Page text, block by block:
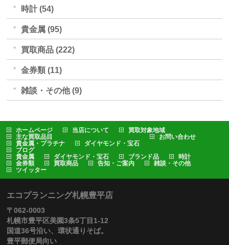
時計 (54)
貴金属 (95)
買取商品 (222)
金券類 (11)
雑談・その他 (9)
ホームページ 当店について
買取対象地域
主な買取品目
貴金属・プラチナ
ダイヤモンド・宝石
お問い合わせ
ブログ
貴金属
ダイヤモンド・宝石 ブランド品
時計
金券類
買取商品 告知・ご案内
雑談・その他
ツイッター
エコプランニング札幌豊平店
〒062-0003
札幌市豊平区美園3条5丁目1-12
国道36号沿い、環状通りそば。
豊平郵便局向い